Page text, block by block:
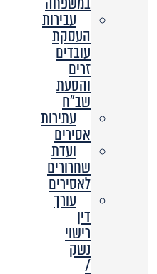
עבירות
העסקת
עובדים
זרים
והסעת
שב”ח
עתירות
אסירים
ועדת
שחרורים
לאסירים
עורך
דין
רישוי
נשק
/